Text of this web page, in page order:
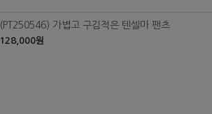
(PT250546) 가볍고 구김적은 텐셀마 팬츠
128,000원